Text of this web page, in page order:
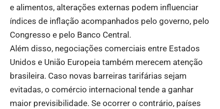
e alimentos, alterações externas podem influenciar
índices de inflação acompanhados pelo governo, pelo
Congresso e pelo Banco Central.
Além disso, negociações comerciais entre Estados
Unidos e União Europeia também merecem atenção
brasileira. Caso novas barreiras tarifárias sejam
evitadas, o comércio internacional tende a ganhar
maior previsibilidade. Se ocorrer o contrário, países